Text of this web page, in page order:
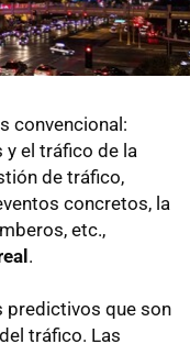
convencional:
el tráfico de la
de tráfico,
concretos, la
etc.,
.
predictivos que son
tráfico. Las